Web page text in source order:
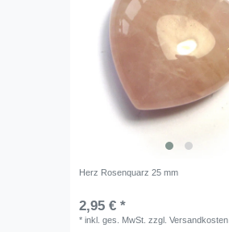
Herz Rosenquarz 25 mm
2,95 € *
*inkl. ges. MwSt. zzgl.Versandkosten